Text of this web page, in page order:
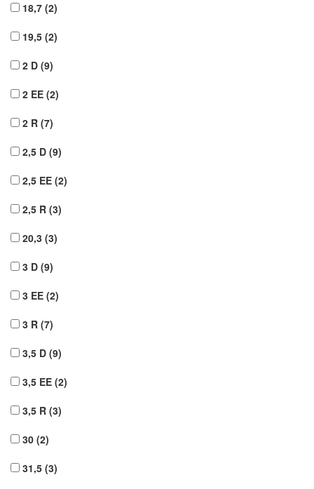
18,7 (2)
19,5 (2)
2 D (9)
2 EE (2)
2 R (7)
2,5 D (9)
2,5 EE (2)
2,5 R (3)
20,3 (3)
3 D (9)
3 EE (2)
3 R (7)
3,5 D (9)
3,5 EE (2)
3,5 R (3)
30 (2)
31,5 (3)